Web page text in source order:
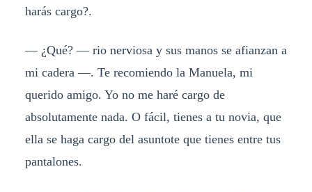
harás cargo?.
— ¿Qué? — rio nerviosa y sus manos se afianzan a
mi cadera —. Te recomiendo la Manuela, mi
querido amigo. Yo no me haré cargo de
absolutamente nada. O fácil, tienes a tu novia, que
ella se haga cargo del asuntote que tienes entre tus
pantalones.